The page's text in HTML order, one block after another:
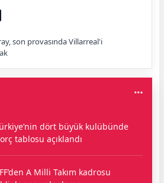
son provasında Villarreal'i
dört büyük kulübünde
tablosu açıklandı
A Milli Takım kadrosu